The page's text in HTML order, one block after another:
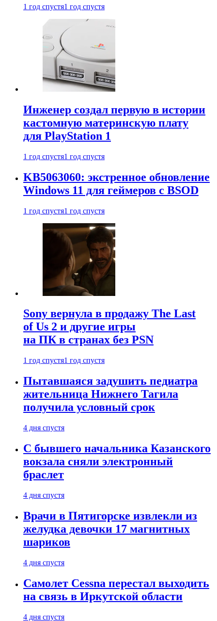
1 год спустя1 год спустя
Инженер создал первую в истории
кастомную материнскую плату
для PlayStation 1
1 год спустя1 год спустя
KB5063060: экстренное обновление
Windows 11 для геймеров с BSOD
1 год спустя1 год спустя
Sony вернула в продажу The Last
of Us 2 и другие игры
на ПК в странах без PSN
1 год спустя1 год спустя
Пытавшаяся задушить педиатра
жительница Нижнего Тагила
получила условный срок
4 дня спустя
С бывшего начальника Казанского
вокзала сняли электронный
браслет
4 дня спустя
Врачи в Пятигорске извлекли из
желудка девочки 17 магнитных
шариков
4 дня спустя
Самолет Cessna перестал выходить
на связь в Иркутской области
4 дня спустя